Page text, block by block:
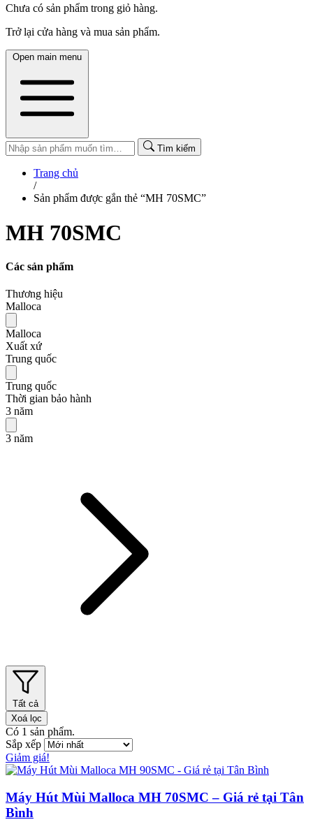
Chưa có sản phẩm trong giỏ hàng.
Trở lại cửa hàng và mua sản phẩm.
Open main menu
Tìm kiếm
Trang chủ
/
Sản phẩm được gắn thẻ “MH 70SMC”
MH 70SMC
Các sản phẩm
Thương hiệu
Malloca
Malloca
Xuất xứ
Trung quốc
Trung quốc
Thời gian bảo hành
3 năm
3 năm
Tất cả
Xoá lọc
Có 1 sản phẩm.
Sắp xếp
Giảm giá!
Máy Hút Mùi Malloca MH 70SMC – Giá rẻ tại Tân
Bình